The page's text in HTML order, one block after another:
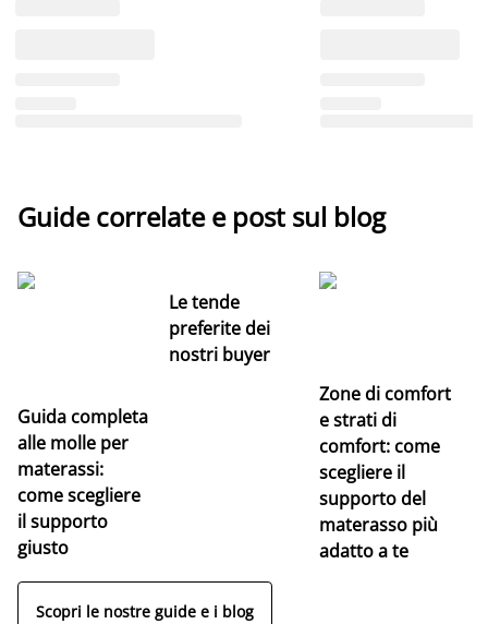
Guide correlate e post sul blog
Guida completa
alle molle per
materassi:
come scegliere
il supporto
giusto
Le tende
preferite dei
nostri buyer
Zone di comfort
e strati di
comfort: come
scegliere il
supporto del
materasso più
adatto a te
Scopri le nostre guide e i blog